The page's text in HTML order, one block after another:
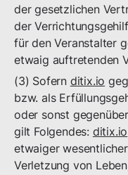
der gesetzlichen
der
für den Veranstalter
etwaig auftretenden
(3) Sofern ditix.io
bzw. als
oder sonst
gilt Folgendes: ditix.io
etwaiger
Verletzung von